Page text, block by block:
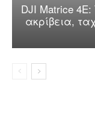
DJI Matrice 4E:
ακρίβεια,